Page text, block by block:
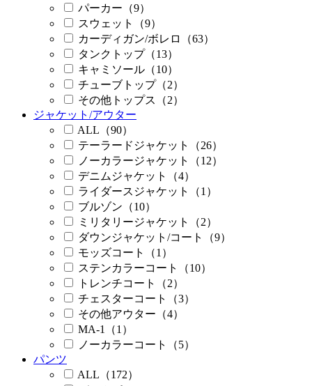
パーカー（9）
スウェット（9）
カーディガン/ボレロ（63）
タンクトップ（13）
キャミソール（10）
チューブトップ（2）
その他トップス（2）
ジャケット/アウター
ALL（90）
テーラードジャケット（26）
ノーカラージャケット（12）
デニムジャケット（4）
ライダースジャケット（1）
ブルゾン（10）
ミリタリージャケット（2）
ダウンジャケット/コート（9）
モッズコート（1）
ステンカラーコート（10）
トレンチコート（2）
チェスターコート（3）
その他アウター（4）
MA-1（1）
ノーカラーコート（5）
パンツ
ALL（172）